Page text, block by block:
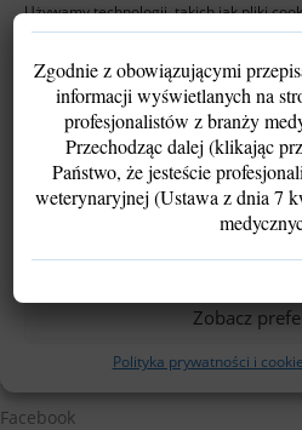
Używamy technologii, takich jak pliki
uzyskiwać dostęp do informacji o
niespersonalizowanych reklam.
Wyrażenie zgody pozwoli nam
podczas przeglądania lub unikalne
wycofanie może ograniczyć
Zobacz
Polityka prywatności i
Śledź nas
Facebook
Zgodnie z obowiązującymi
informacji wyświetlanych na
profesjonalistów z branży
Przechodząc dalej (klikając
Państwo, że jesteście
weterynaryjnej (Ustawa z dnia 7